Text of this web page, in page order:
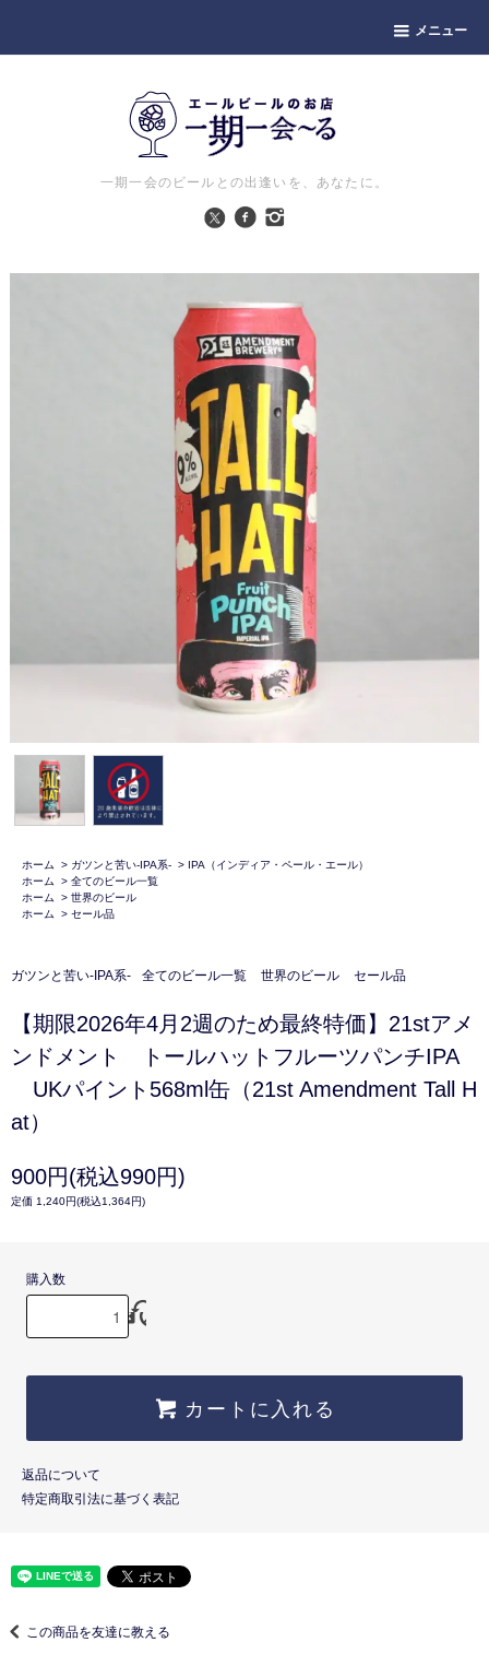
メニュー
一期一会のビールとの出逢いを、あなたに。
ホーム > ガツンと苦い-IPA系- >
IPA（インディア・ペール・エール）
ホーム
> 全てのビール一覧
ホーム
> 世界のビール
ホーム
> セール品
ガツンと苦い-IPA系- 全てのビール一覧 世界のビール セール品
【期限2026年4月2週のため最終特価】21stアメ
ンドメント トールハットフルーツパンチIPA
UKパイント568ml缶（21st Amendment Tall H
at）
900円(税込990円)
定価 1,240円(税込1,364円)
購入数
カートに入れる
返品について
特定商取引法に基づく表記
この商品を友達に教える